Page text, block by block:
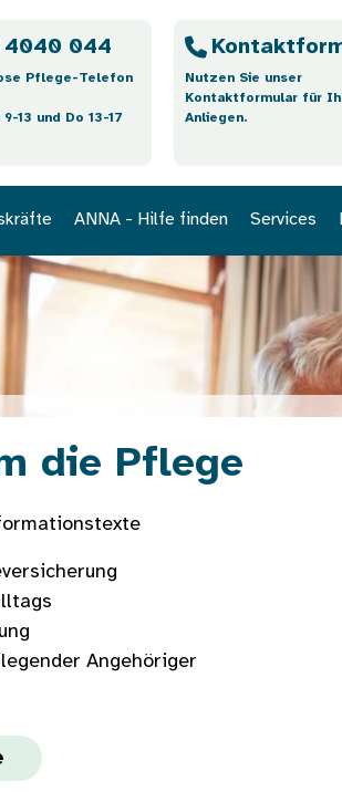
044
Pflege-Telefon
13 und Do 13-17
Nutzen Sie unser
Kontaktformular für
Anliegen.
ANNA - Hilfe finden Services
die Pflege
Angehöriger